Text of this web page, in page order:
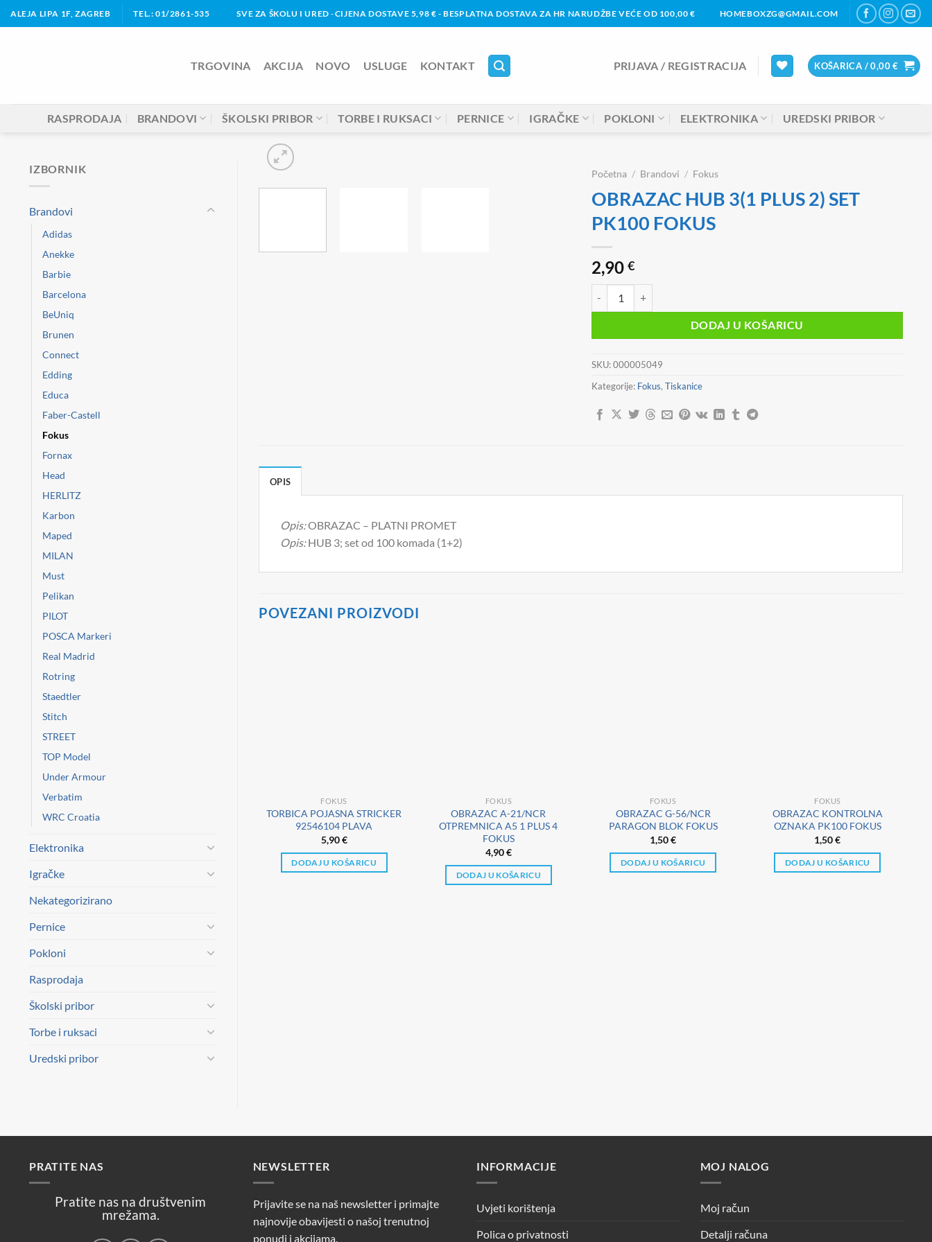
Skip
to
ALEJA LIPA 1F, ZAGREB TEL.: 01/2861-535 SVE ZA ŠKOLU I URED -CIJENA DOSTAVE 5,98 € - BESPLATNA DOSTAVA ZA HR NARUDŽBE VEĆE OD 100,00 € HOMEBOXZG@GMAIL.COM
TRGOVINA AKCIJA NOVO USLUGE KONTAKT PRIJAVA / REGISTRACIJA KOŠARICA /0,00€
RASPRODAJA BRANDOVI ŠKOLSKI PRIBOR TORBE I RUKSACI PERNICE IGRAČKE POKLONI ELEKTRONIKA UREDSKI PRIBOR
IZBORNIK
Brandovi
Adidas
Anekke
Barbie
Barcelona
BeUniq
Brunen
Connect
Edding
Educa
Faber-Castell
Fokus
Fornax
Head
HERLITZ
Karbon
Maped
MILAN
Must
Pelikan
PILOT
POSCA Markeri
Real Madrid
Rotring
Staedtler
Stitch
STREET
TOP Model
Under Armour
Verbatim
WRC Croatia
Elektronika
Igračke
Nekategorizirano
Pernice
Pokloni
Rasprodaja
Školski pribor
Torbe i ruksaci
Uredski pribor
Početna / Brandovi / Fokus
OBRAZAC HUB 3(1 PLUS 2) SET
PK100 FOKUS
2,90 €
DODAJ U KOŠARICU
SKU:000005049
Kategorije: Fokus, Tiskanice
OPIS
Opis:OBRAZAC – PLATNI PROMET
Opis:HUB 3; set od 100 komada (1+2)
POVEZANI PROIZVODI
FOKUS
TORBICA POJASNA STRICKER
92546104 PLAVA
5,90€
DODAJ U KOŠARICU
FOKUS
OBRAZAC A-21/NCR
OTPREMNICA A5 1 PLUS 4
FOKUS
4,90€
DODAJ U KOŠARICU
FOKUS
OBRAZAC G-56/NCR
PARAGON BLOK FOKUS
1,50€
DODAJ U KOŠARICU
FOKUS
OBRAZAC KONTROLNA
OZNAKA PK100 FOKUS
1,50€
DODAJ U KOŠARICU
B KASA BLOK
KOŠARICU
PRATITE NAS
Pratite nas na društvenim
mrežama.
NEWSLETTER
Prijavite se na naš newsletter i primajte
najnovije obavijesti o našoj trenutnoj
ponudi i akcijama.
INFORMACIJE
Uvjeti korištenja
Polica o privatnosti
MOJ NALOG
Moj račun
Detalji računa